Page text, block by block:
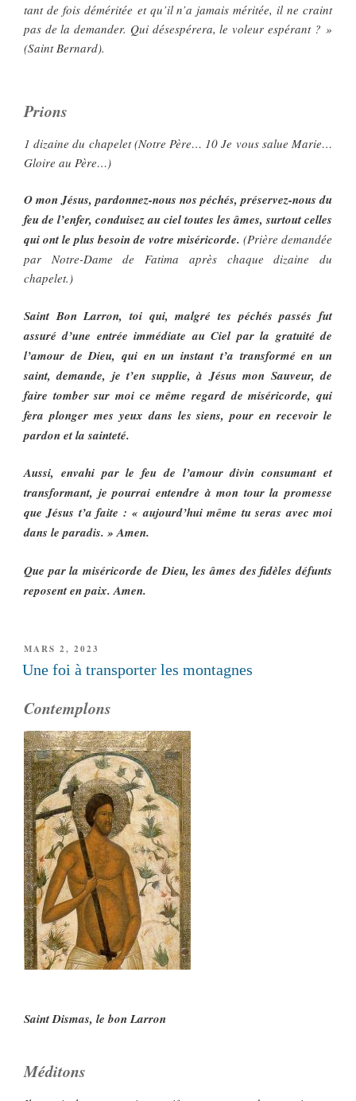
tant de fois déméritée et qu’il n’a jamais méritée, il ne craint
pas de la demander. Qui désespérera, le voleur espérant ? »
(Saint Bernard).
Prions
1 dizaine du chapelet (Notre Père… 10 Je vous salue Marie…
Gloire au Père…)
O mon Jésus, pardonnez-nous nos péchés, préservez-nous du
feu de l’enfer, conduisez au ciel toutes les âmes, surtout celles
qui ont le plus besoin de votre miséricorde. (Prière demandée
par Notre-Dame de Fatima après chaque dizaine du
chapelet.)
Saint Bon Larron, toi qui, malgré tes péchés passés fut
assuré d’une entrée immédiate au Ciel par la gratuité de
l’amour de Dieu, qui en un instant t’a transformé en un
saint, demande, je t’en supplie, à Jésus mon Sauveur, de
faire tomber sur moi ce même regard de miséricorde, qui
fera plonger mes yeux dans les siens, pour en recevoir le
pardon et la sainteté.
Aussi, envahi par le feu de l’amour divin consumant et
transformant, je pourrai entendre à mon tour la promesse
que Jésus t’a faite : « aujourd’hui même tu seras avec moi
dans le paradis. » Amen.
Que par la miséricorde de Dieu, les âmes des fidèles défunts
reposent en paix. Amen.
PUBLIÉ
LE
MARS 2, 2023
Une foi à transporter les montagnes
Contemplons
Saint Dismas, le bon Larron
Méditons